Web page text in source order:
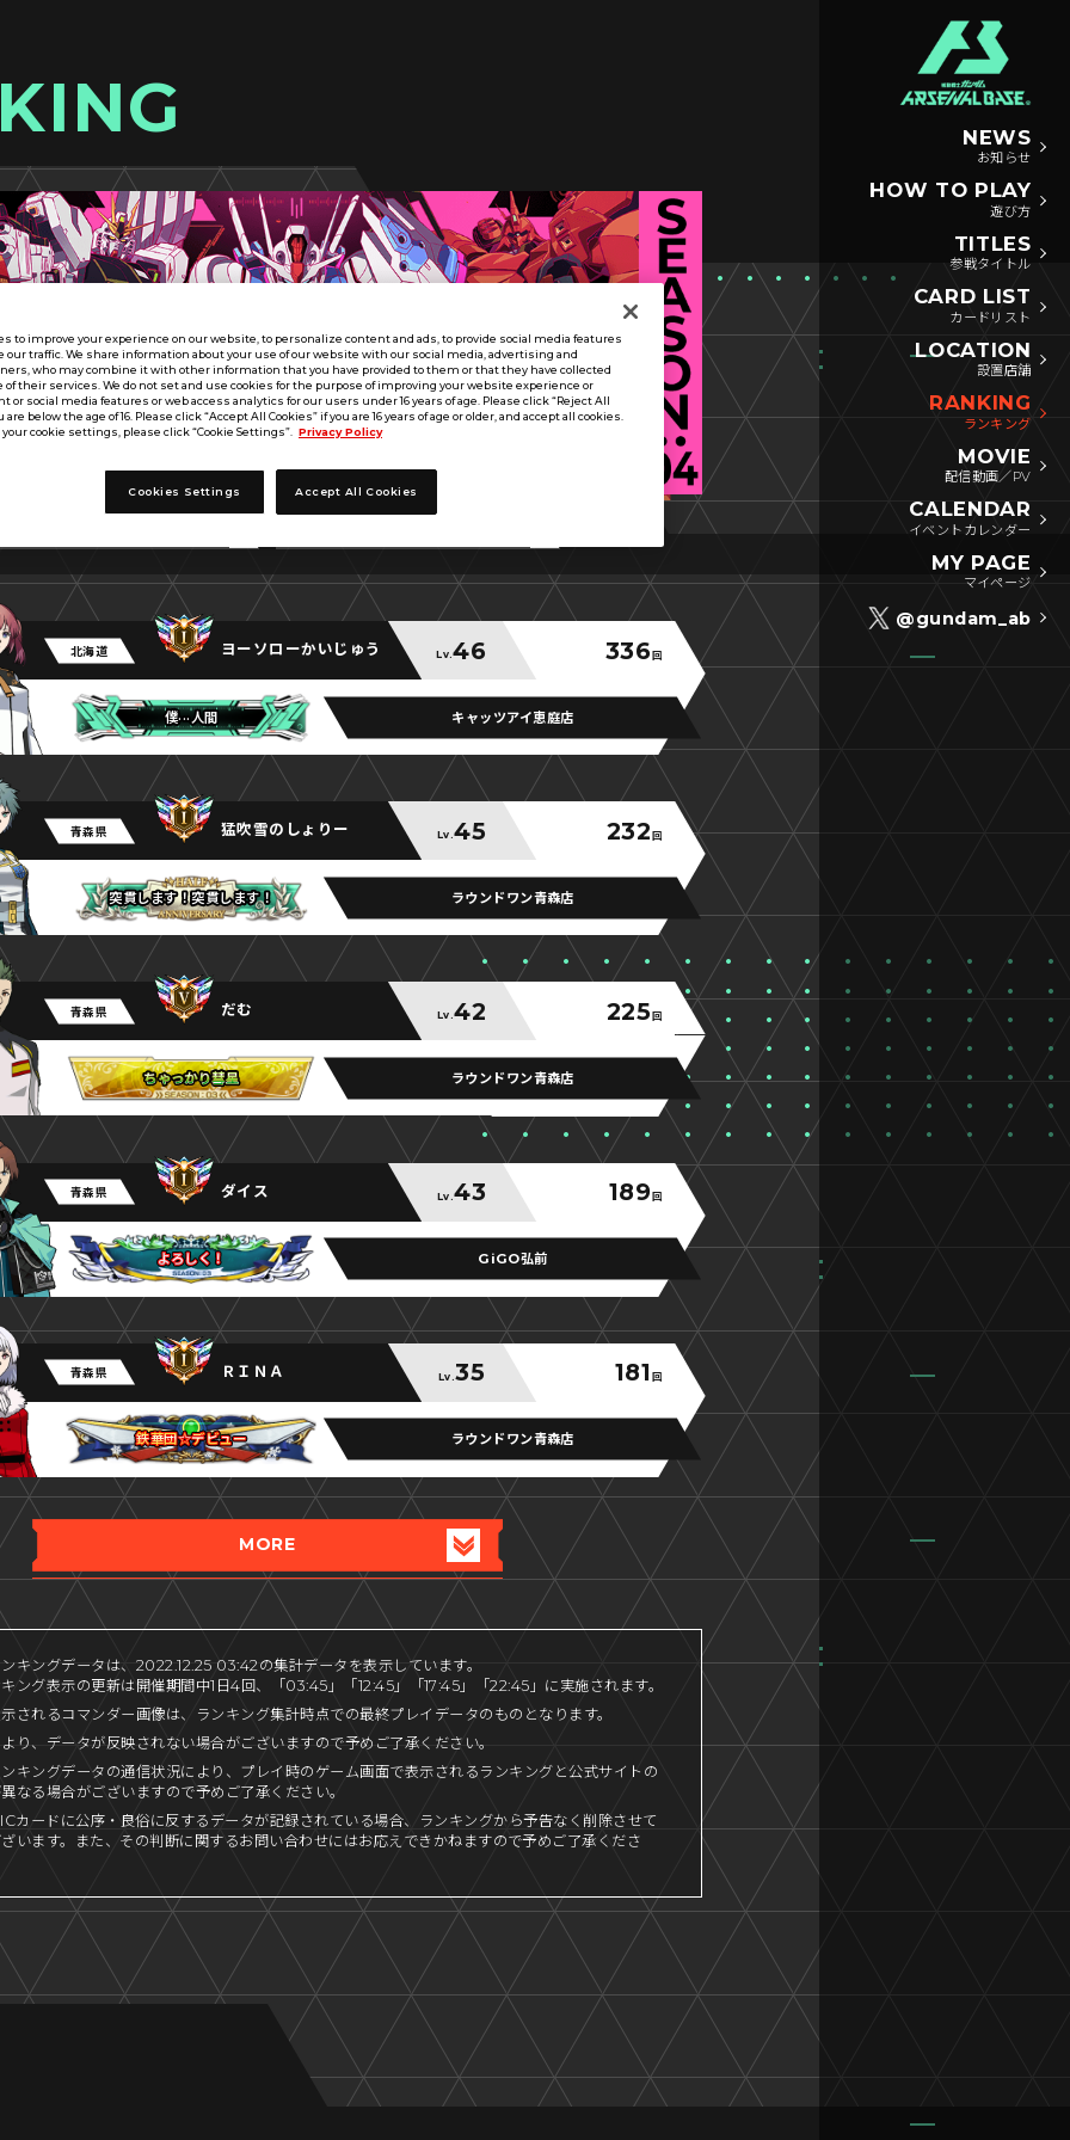
NEWS
お知らせ
HOW TO PLAY
遊び方
TITLES
参戦タイトル
CARD LIST
カードリスト
LOCATION
設置店舗
RANKING
ランキング
MOVIE
配信動画／PV
CALENDAR
イベントカレンダー
MY PAGE
マイページ
@gundam_ab
北海道 ヨーソローかいじゅう Lv.46 336回
僕···人間
僕···人間
僕···人間 キャッツアイ恵庭店
青森県 猛吹雪のしょりー Lv.45 232回
突貫します！突貫します！
突貫します！突貫します！
突貫します！突貫します！ ラウンドワン青森店
青森県 だむ Lv.42 225回
ちゃっかり彗星
ちゃっかり彗星
ちゃっかり彗星 ラウンドワン青森店
青森県 ダイス Lv. 43 189回
よろしく！
よろしく！
よろしく！ GiGO弘前
青森県 ＲＩＮＡ Lv. 35 181回
鉄華団☆デビュー
鉄華団☆デビュー
鉄華団☆デビュー ラウンドワン青森店
MORE
キングデータは、2022.12.25 03:42の集計データを表示しています。
ング表示の更新は開催期間中1日4回、「03:45」「12:45」「17:45」「22:45」に実施されます。
されるコマンダー画像は、ランキング集計時点での最終プレイデータのものとなります。
り、データが反映されない場合がございますので予めご了承ください。
キングデータの通信状況により、プレイ時のゲーム画面で表示されるランキングと公式サイトの
なる場合がございますので予めご了承ください。
カードに公序・良俗に反するデータが記録されている場合、ランキングから予告なく削除させて
います。また、その判断に関するお問い合わせにはお応えできかねますので予めご了承くださ
to improve your experience on our website, to personalize content and ads, to provide social media features
our traffic. We share information about your use of our website with our social media, advertising and
who may combine it with other information that you have provided to them or that they have collected
of their services. We do not set and use cookies for the purpose of improving your website experience or
or social media features or web access analytics for our users under 16 years of age. Please click “Reject All
are below the age of 16. Please click “Accept All Cookies” if you are 16 years of age or older, and accept all cookies.
cookie settings, please click “Cookie Settings”. Privacy Policy
Cookies Settings Accept All Cookies